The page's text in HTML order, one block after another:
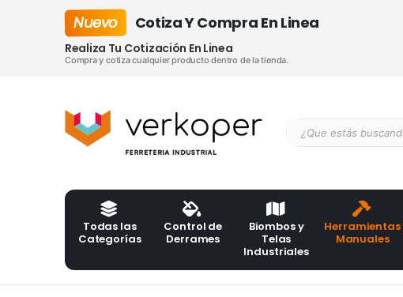
Nuevo Cotiza Y Compra En Linea
Realiza Tu Cotización En Linea
Compra y cotiza cualquier producto dentro de la tienda.
Todas las
Categorías
Control de
Derrames
Biombos y
Telas
Industriales
Herramientas
Manuales